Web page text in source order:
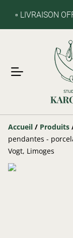
▫️ LIVRAISON
Accueil / Produits
pendantes -
Vogt, Limoges